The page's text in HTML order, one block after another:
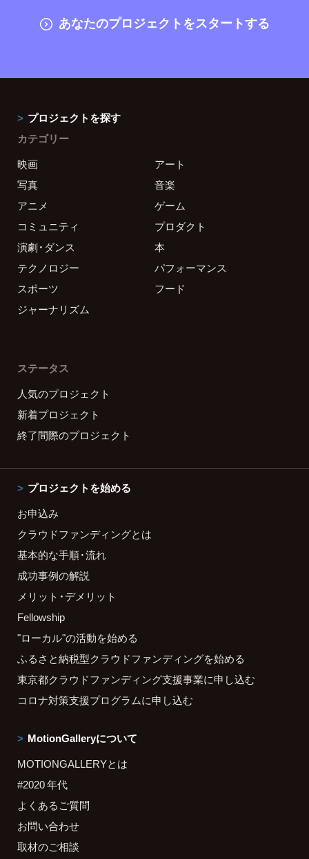
あなたのプロジェクトをスタートする
プロジェクトを探す
カテゴリー
映画
アート
写真
音楽
アニメ
ゲーム
コミュニティ
プロダクト
演劇・ダンス
本
テクノロジー
パフォーマンス
スポーツ
フード
ジャーナリズム
ステータス
人気のプロジェクト
新着プロジェクト
終了間際のプロジェクト
プロジェクトを始める
お申込み
クラウドファンディングとは
基本的な手順・流れ
成功事例の解説
メリット・デメリット
Fellowship
"ローカル"の活動を始める
ふるさと納税型クラウドファンディングを始める
東京都クラウドファンディング支援事業に申し込む
コロナ対策支援プログラムに申し込む
MotionGalleryについて
MOTIONGALLERYとは
#2020 年代
よくあるご質問
お問い合わせ
取材のご相談